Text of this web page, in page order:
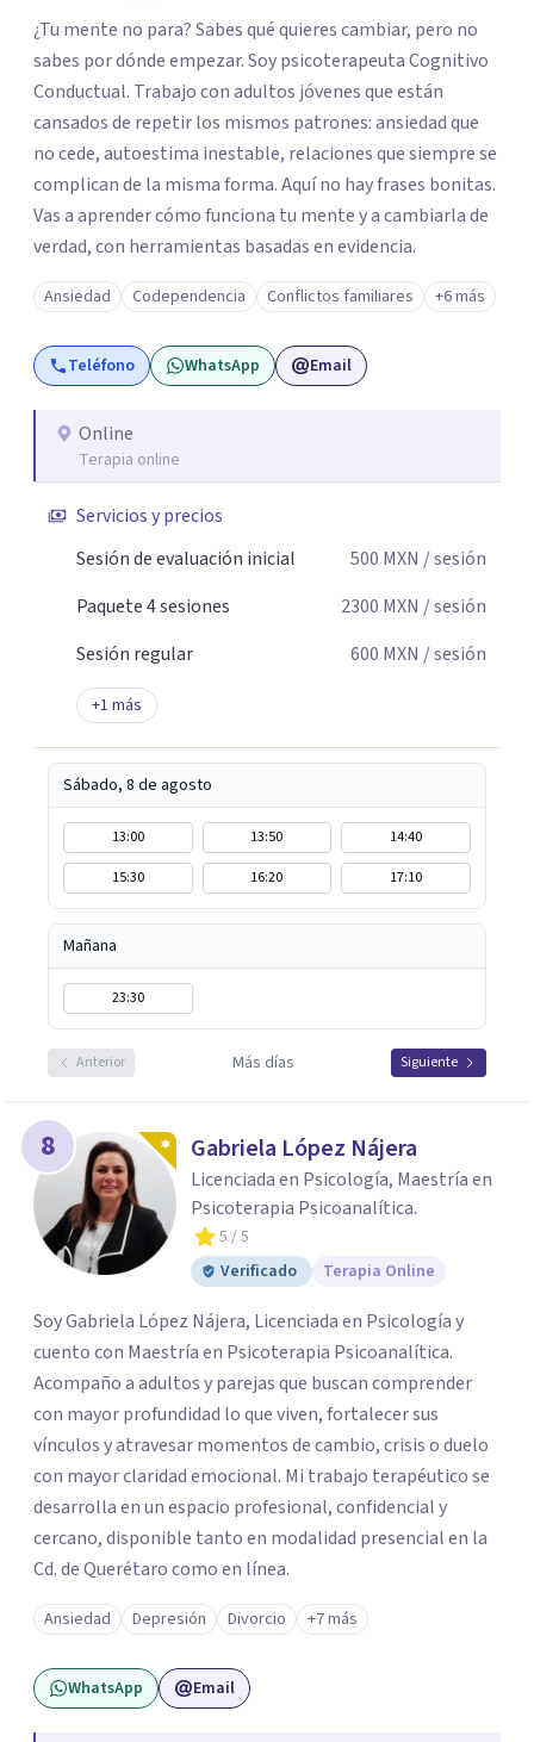
¿Tu mente no para? Sabes qué quieres cambiar, pero no
sabes por dónde empezar. Soy psicoterapeuta Cognitivo
Conductual. Trabajo con adultos jóvenes que están
cansados de repetir los mismos patrones: ansiedad que
no cede, autoestima inestable, relaciones que siempre se
complican de la misma forma. Aquí no hay frases bonitas.
Vas a aprender cómo funciona tu mente y a cambiarla de
verdad, con herramientas basadas en evidencia.
Ansiedad Codependencia Conflictos familiares +6 más
Teléfono WhatsApp Email
Online
Terapia online
Servicios y precios
Sesión de evaluación inicial
500 MXN / sesión
Paquete 4 sesiones
2300 MXN / sesión
Sesión regular
600 MXN / sesión
+1 más
Sábado, 8 de agosto
13:00 13:50
14:40
15:30
16:20 17:10
Mañana
23:30
Anterior Más días Siguiente
8 Gabriela López Nájera
Licenciada en Psicología, Maestría en
Psicoterapia Psicoanalítica.
5 / 5
Verificado
Terapia Online
Soy Gabriela López Nájera, Licenciada en Psicología y
cuento con Maestría en Psicoterapia Psicoanalítica.
Acompaño a adultos y parejas que buscan comprender
con mayor profundidad lo que viven, fortalecer sus
vínculos y atravesar momentos de cambio, crisis o duelo
con mayor claridad emocional. Mi trabajo terapéutico se
desarrolla en un espacio profesional, confidencial y
cercano, disponible tanto en modalidad presencial en la
Cd. de Querétaro como en línea.
Ansiedad Depresión Divorcio +7 más
WhatsApp Email